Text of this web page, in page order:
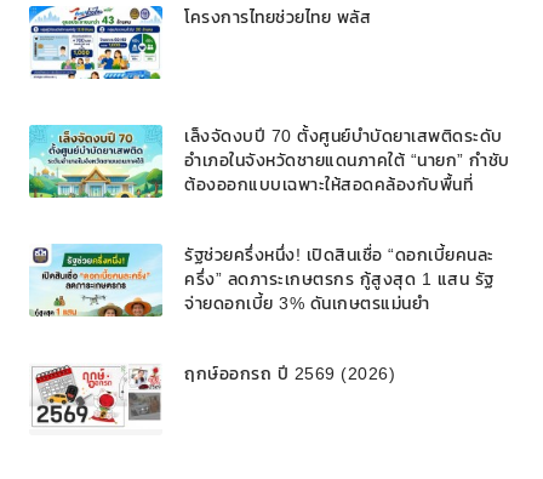
โครงการไทยช่วยไทย พลัส
เล็งจัดงบปี 70 ตั้งศูนย์บำบัดยาเสพติดระดับ
อำเภอในจังหวัดชายแดนภาคใต้ “นายก” กำชับ
ต้องออกแบบเฉพาะให้สอดคล้องกับพื้นที่
รัฐช่วยครึ่งหนึ่ง! เปิดสินเชื่อ “ดอกเบี้ยคนละ
ครึ่ง” ลดภาระเกษตรกร กู้สูงสุด 1 แสน รัฐ
จ่ายดอกเบี้ย 3% ดันเกษตรแม่นยำ
ฤกษ์ออกรถ ปี 2569 (2026)